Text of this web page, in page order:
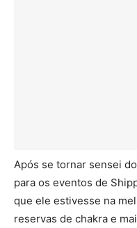
Após se tornar sensei
para os eventos de
que ele estivesse na
reservas de chakra e